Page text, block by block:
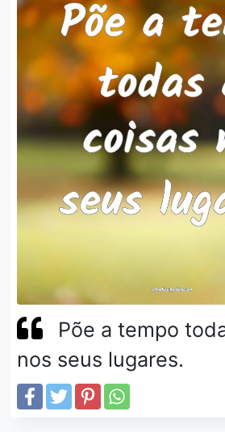
Põe a tempo
nos seus lugares.